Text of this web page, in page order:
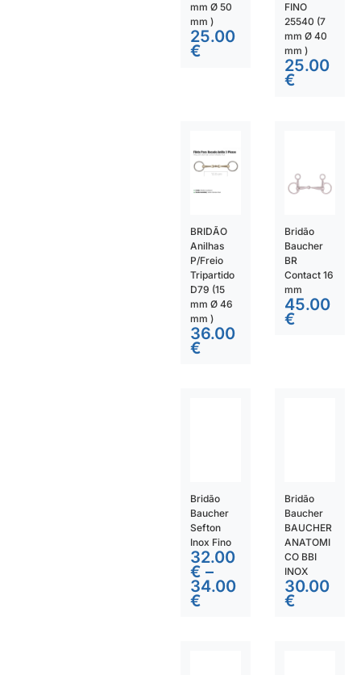
mm Ø 50
mm )
25.00
€
FINO
25540 (7
mm Ø 40
mm )
25.00
€
BRIDÃO
Anilhas
P/Freio
Tripartido
D79 (15
mm Ø 46
mm )
36.00
€
Bridão
Baucher
BR
Contact 16
mm
45.00
€
Bridão
Baucher
Sefton
Inox Fino
32.00
€ –
34.00
€
Bridão
Baucher
BAUCHER
ANATOMI
CO BBI
INOX
30.00
€